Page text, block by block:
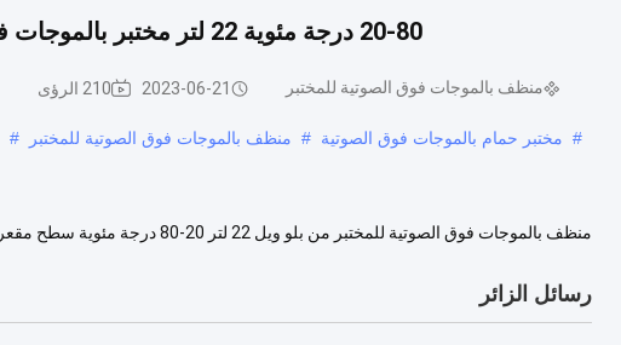
20-80 درجة مئوية 22 لتر مختبر بالموجات فوق الصوتية الأنظف قابل للتعديل سطح مقعر
منظف ​​بالموجات فوق الصوتية للمختبر 2023-06-21 210 الرؤى
# مختبر حمام بالموجات فوق الصوتية # منظف بالموجات فوق الصوتية للمختبر #
رسائل الزائر